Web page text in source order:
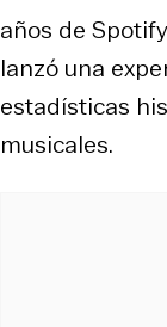
años de
lanzó una
estadísticas
musicales.